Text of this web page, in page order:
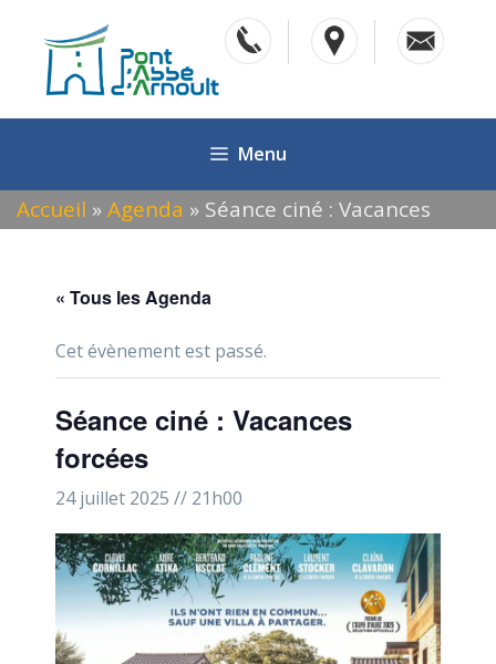
contenu
Menu
Accueil »Agenda » Séance ciné : Vacances
« Tous les Agenda
Cet évènement est passé.
Séance ciné : Vacances
forcées
24 juillet 2025 // 21h00